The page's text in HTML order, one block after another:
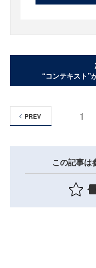
“コンテキスト”
1
PREV
この記事は